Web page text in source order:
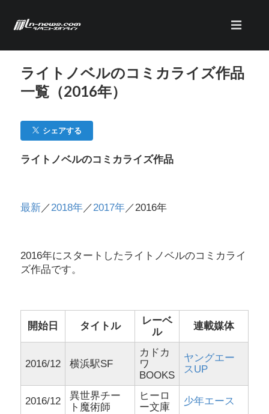
ライトノベルのコミカライズ作品
一覧（2016年）
シェアする
ライトノベルのコミカライズ作品
最新／2018年／2017年／2016年
2016年にスタートしたライトノベルのコミカライ
ズ作品です。
開始日 タイトル
レーベ
ル
連載媒体
2016/12 横浜駅SF
カドカ
ワ
BOOKS
ヤングエー
スUP
2016/12
異世界チー
ト魔術師
ヒーロ
ー文庫
少年エース